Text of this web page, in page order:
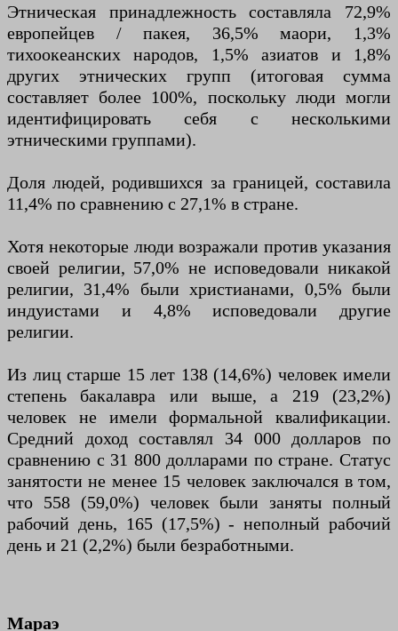
Этническая принадлежность составляла 72,9%
европейцев / пакея, 36,5% маори, 1,3%
тихоокеанских народов, 1,5% азиатов и 1,8%
других этнических групп (итоговая сумма
составляет более 100%, поскольку люди могли
идентифицировать себя с несколькими
этническими группами).
Доля людей, родившихся за границей, составила
11,4% по сравнению с 27,1% в стране.
Хотя некоторые люди возражали против указания
своей религии, 57,0% не исповедовали никакой
религии, 31,4% были христианами, 0,5% были
индуистами и 4,8% исповедовали другие
религии.
Из лиц старше 15 лет 138 (14,6%) человек имели
степень бакалавра или выше, а 219 (23,2%)
человек не имели формальной квалификации.
Средний доход составлял 34 000 долларов по
сравнению с 31 800 долларами по стране. Статус
занятости не менее 15 человек заключался в том,
что 558 (59,0%) человек были заняты полный
рабочий день, 165 (17,5%) - неполный рабочий
день и 21 (2,2%) были безработными.
Мараэ